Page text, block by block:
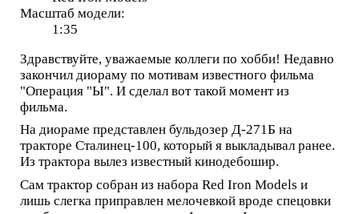
Масштаб модели:
1:35
Здравствуйте, уважаемые коллеги по хобби! Недавно
закончил диораму по мотивам известного фильма
"Операция "Ы". И сделал вот такой момент из
фильма.
На диораме представлен бульдозер Д-271Б на
тракторе Сталинец-100, который я выкладывал ранее.
Из трактора вылез известный кинодебошир.
Сам трактор собран из набора Red Iron Models и
лишь слегка приправлен мелочевкой вроде спецовки